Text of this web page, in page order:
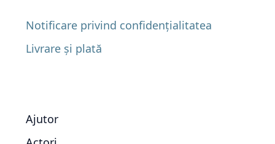
Notificare privind confidențialitatea
Livrare și plată
Ajutor